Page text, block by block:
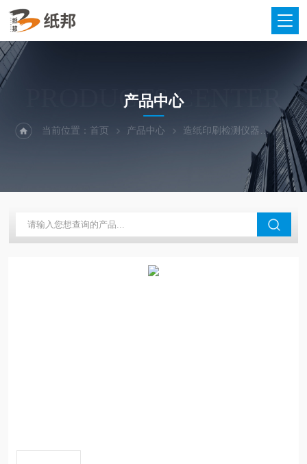
PRODUCTS CENTER
产品中心
当前位置：首页 产品中心 造纸印刷检测仪器 撕裂